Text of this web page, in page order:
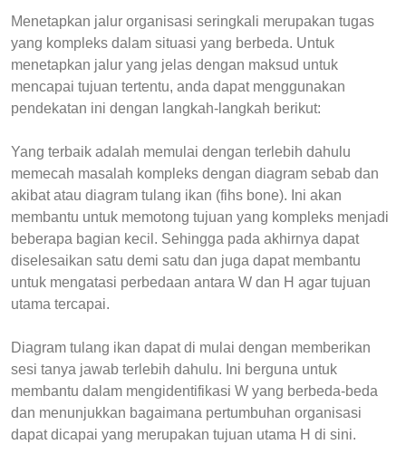
Menetapkan jalur organisasi seringkali merupakan tugas
yang kompleks dalam situasi yang berbeda. Untuk
menetapkan jalur yang jelas dengan maksud untuk
mencapai tujuan tertentu, anda dapat menggunakan
pendekatan ini dengan langkah-langkah berikut:
Yang terbaik adalah memulai dengan terlebih dahulu
memecah masalah kompleks dengan diagram sebab dan
akibat atau diagram tulang ikan (fihs bone). Ini akan
membantu untuk memotong tujuan yang kompleks menjadi
beberapa bagian kecil. Sehingga pada akhirnya dapat
diselesaikan satu demi satu dan juga dapat membantu
untuk mengatasi perbedaan antara W dan H agar tujuan
utama tercapai.
Diagram tulang ikan dapat di mulai dengan memberikan
sesi tanya jawab terlebih dahulu. Ini berguna untuk
membantu dalam mengidentifikasi W yang berbeda-beda
dan menunjukkan bagaimana pertumbuhan organisasi
dapat dicapai yang merupakan tujuan utama H di sini.